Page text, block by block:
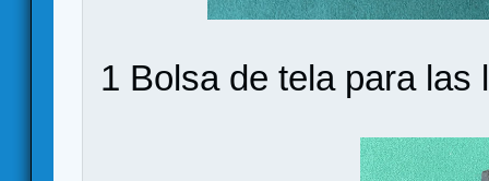
1 Bolsa de tela para las